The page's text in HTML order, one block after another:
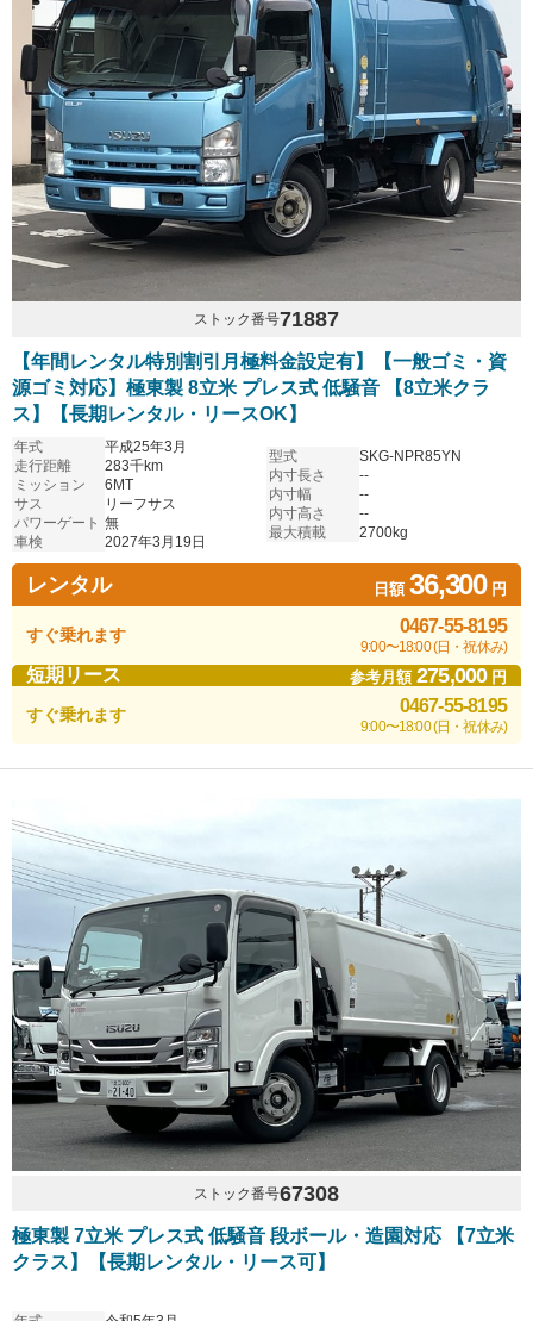
ストック番号71887
【年間レンタル特別割引月極料金設定有】【一般ゴミ・資
源ゴミ対応】極東製 8立米 プレス式 低騒音 【8立米クラ
ス】【長期レンタル・リースOK】
年式
平成25年3月
走行距離
283千km
ミッション
6MT
サス
リーフサス
パワーゲート 無
車検
2027年3月19日
型式
SKG-NPR85YN
内寸長さ
--
内寸幅
--
内寸高さ
--
最大積載
2700kg
レンタル 日額36,300円
すぐ乗れます 0467-55-8195
9:00〜18:00 (日・祝休み)
短期リース 参考月額275,000円
すぐ乗れます 0467-55-8195
9:00〜18:00 (日・祝休み)
ストック番号67308
極東製 7立米 プレス式 低騒音 段ボール・造園対応 【7立米
クラス】【長期レンタル・リース可】